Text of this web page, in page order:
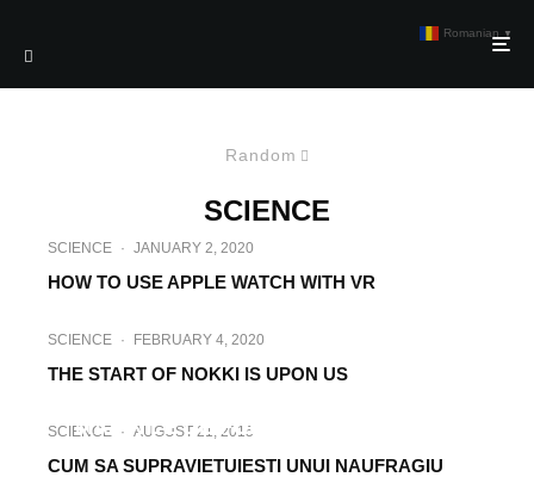
Random
SCIENCE
SCIENCE · JANUARY 2, 2020
HOW TO USE APPLE WATCH WITH VR
SCIENCE · FEBRUARY 4, 2020
THE START OF NOKKI IS UPON US
MASINILE DE FORMULA 1 LA VITEZA
SCIENCE · AUGUST 21, 2015
CUM SA SUPRAVIETUIESTI UNUI NAUFRAGIU
Romanian ▼